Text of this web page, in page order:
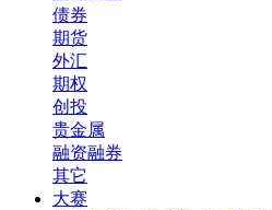
债券
期货
外汇
期权
创投
贵金属
融资融券
其它
大赛